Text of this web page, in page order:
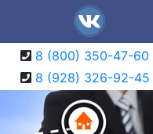
8 (800) 350-47-60
8 (928) 326-92-45